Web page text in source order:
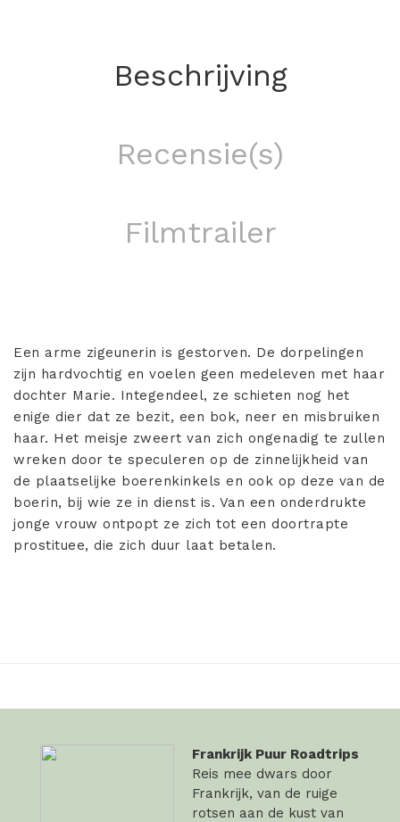
Beschrijving
Recensie(s)
Filmtrailer
Een arme zigeunerin is gestorven. De dorpelingen
zijn hardvochtig en voelen geen medeleven met haar
dochter Marie. Integendeel, ze schieten nog het
enige dier dat ze bezit, een bok, neer en misbruiken
haar. Het meisje zweert van zich ongenadig te zullen
wreken door te speculeren op de zinnelijkheid van
de plaatselijke boerenkinkels en ook op deze van de
boerin, bij wie ze in dienst is. Van een onderdrukte
jonge vrouw ontpopt ze zich tot een doortrapte
prostituee, die zich duur laat betalen.
Frankrijk Puur Roadtrips
Reis mee dwars door
Frankrijk, van de ruige
rotsen aan de kust van